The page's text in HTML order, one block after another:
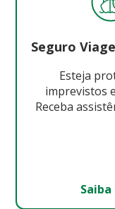
Seguro
Esteja
imprevistos
Receba